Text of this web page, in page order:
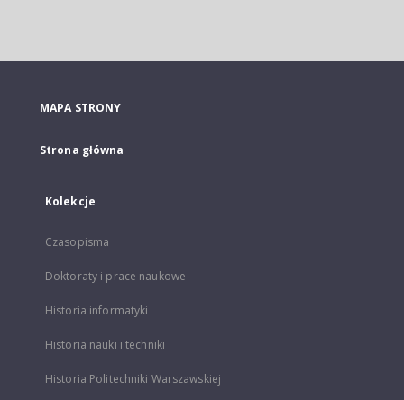
MAPA STRONY
Strona główna
Kolekcje
Czasopisma
Doktoraty i prace naukowe
Historia informatyki
Historia nauki i techniki
Historia Politechniki Warszawskiej